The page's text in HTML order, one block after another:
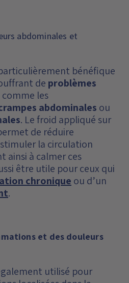
abdominales et
bénéfique
de problèmes
les
abdominales ou
. Le froid appliqué sur
de réduire
la circulation
ainsi à calmer ces
être utile pour ceux qui
chronique ou d’un
.
et des douleurs
utilisé pour